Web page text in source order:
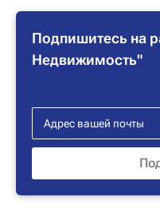
Подпишитесь на
Недвижимость"